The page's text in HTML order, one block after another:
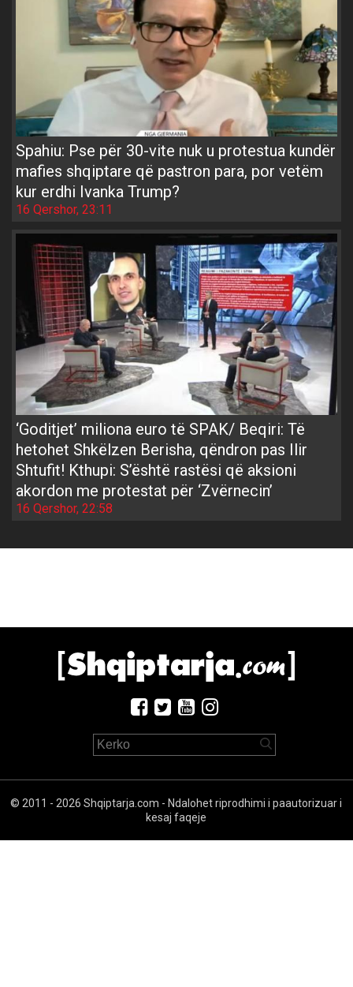
Spahiu: Pse për 30-vite nuk u protestua kundër
mafies shqiptare që pastron para, por vetëm
kur erdhi Ivanka Trump?
16 Qershor, 23:11
‘Goditjet’ miliona euro të SPAK/ Beqiri: Të
hetohet Shkëlzen Berisha, qëndron pas Ilir
Shtufit! Kthupi: S’është rastësi që aksioni
akordon me protestat për ‘Zvërnecin’
16 Qershor, 22:58
© 2011 - 2026 Shqiptarja.com - Ndalohet riprodhimi i paautorizuar i
kesaj faqeje